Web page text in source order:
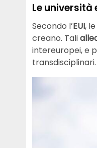
Le università
Secondo l’EUI,
creano. Tali
intereuropei, e
transdisciplinari.